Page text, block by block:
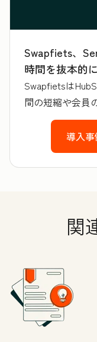
Swapfiets、
時間を抜本的
Swapfietsは
間の短縮や会員
導入事
関